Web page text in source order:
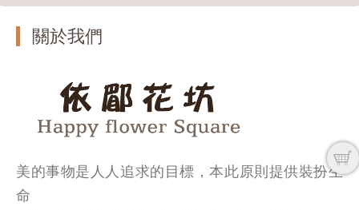
關於我們
美的事物是人人追求的目標，本此原則提供裝扮生
命